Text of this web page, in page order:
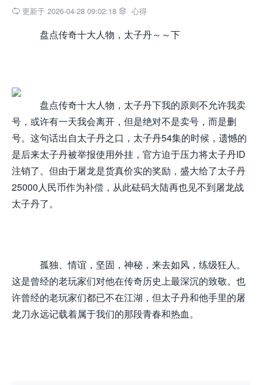
 更新于 2026-04-28 09:02:18  心得
盘点传奇十大人物，太子丹～～下
盘点传奇十大人物，太子丹下我的原则不允许我卖
号，或许有一天我会离开，但是绝对不是卖号，而是删
号。这句话出自太子丹之口，太子丹54集的时候，遗憾的
是后来太子丹被举报使用外挂，官方迫于压力将太子丹ID
注销了。但由于屠龙是货真价实的奖励，盛大给了太子丹
25000人民币作为补偿，从此砝码大陆再也见不到屠龙战
太子丹了。
孤独、情谊，坚固，神秘，来去如风，练级狂人。
这是曾经的老玩家们对他在传奇历史上最深沉的致敬。也
许曾经的老玩家们都已不在江湖，但太子丹和他手里的屠
龙刀永远记载着属于我们的那段青春和热血。